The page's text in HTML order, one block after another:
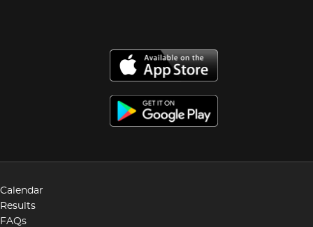
Calendar
Results
FAQs